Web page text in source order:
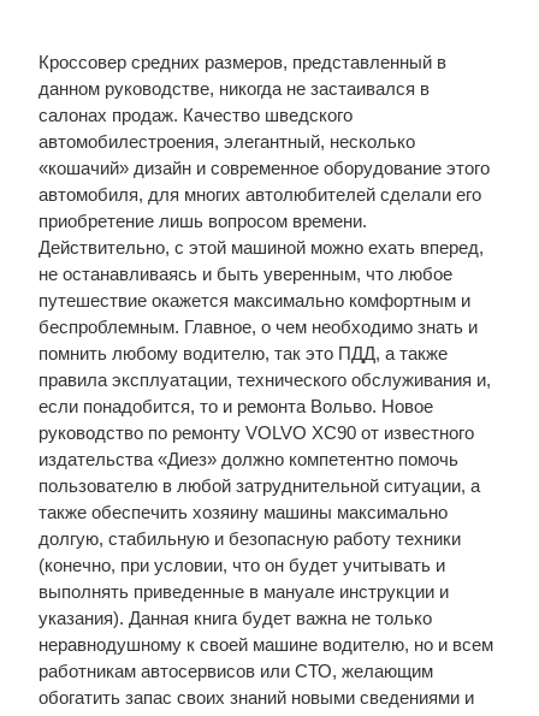
Кроссовер средних размеров, представленный в
данном руководстве, никогда не застаивался в
салонах продаж. Качество шведского
автомобилестроения, элегантный, несколько
«кошачий» дизайн и современное оборудование этого
автомобиля, для многих автолюбителей сделали его
приобретение лишь вопросом времени.
Действительно, с этой машиной можно ехать вперед,
не останавливаясь и быть уверенным, что любое
путешествие окажется максимально комфортным и
беспроблемным. Главное, о чем необходимо знать и
помнить любому водителю, так это ПДД, а также
правила эксплуатации, технического обслуживания и,
если понадобится, то и ремонта Вольво. Новое
руководство по ремонту VOLVO XC90 от известного
издательства «Диез» должно компетентно помочь
пользователю в любой затруднительной ситуации, а
также обеспечить хозяину машины максимально
долгую, стабильную и безопасную работу техники
(конечно, при условии, что он будет учитывать и
выполнять приведенные в мануале инструкции и
указания). Данная книга будет важна не только
неравнодушному к своей машине водителю, но и всем
работникам автосервисов или СТО, желающим
обогатить запас своих знаний новыми сведениями и